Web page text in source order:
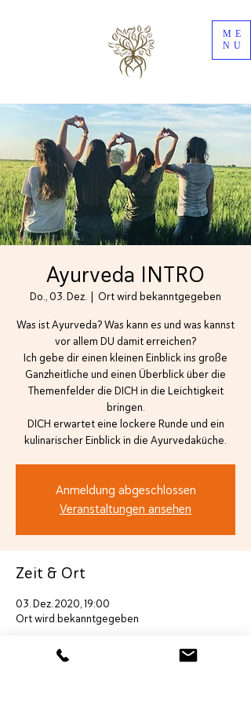
ME
NU
Ayurveda INTRO
Do., 03. Dez. Ort wird bekanntgegeben
Was ist Ayurveda? Was kann es und was kannst
vor allem DU damit erreichen?
Ich gebe dir einen kleinen Einblick ins große
Ganzheitliche und einen Überblick über die
Themenfelder die DICH in die Leichtigkeit
bringen.
DICH erwartet eine lockere Runde und ein
kulinarischer Einblick in die Ayurvedaküche.
Anmeldung abgeschlossen
Veranstaltungen ansehen
Zeit & Ort
03. Dez. 2020, 19:00
Ort wird bekanntgegeben
Diese Veranstaltung teilen